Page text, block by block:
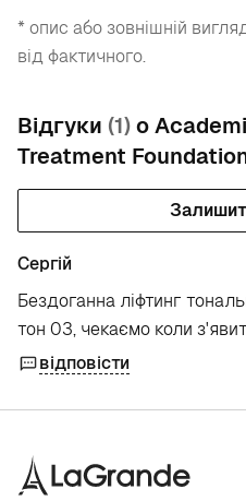
* опис або зовнішній
від фактичного.
Відгуки (1)о
Treatment
Сергій
Бездоганна ліфтинг
тон 03, чекаємо коли
відповісти